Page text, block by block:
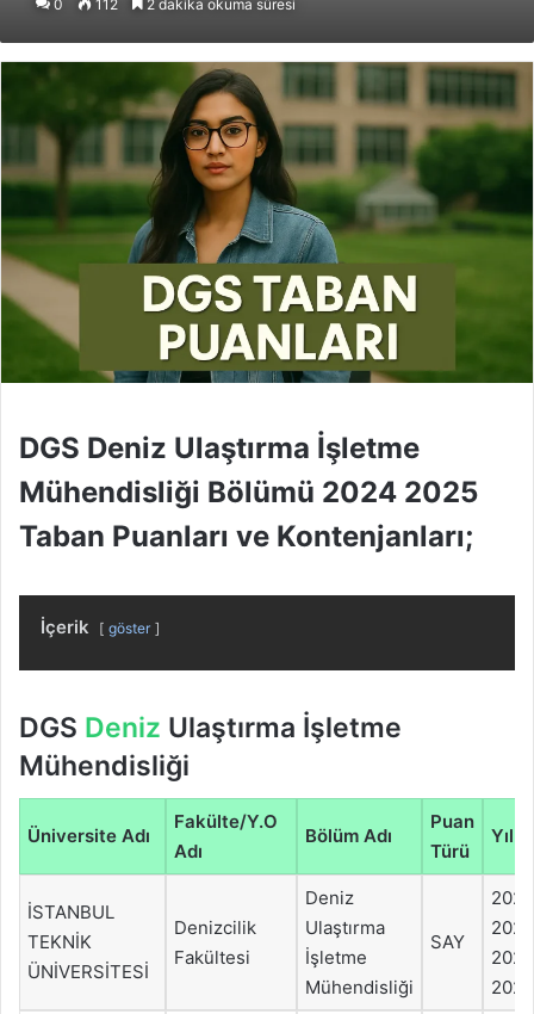
0 112 2 dakika okuma süresi
DGS Deniz Ulaştırma İşletme
Mühendisliği Bölümü 2024 2025
Taban Puanları ve Kontenjanları;
İçerik göster
DGS Deniz Ulaştırma İşletme
Mühendisliği
Üniversite Adı
Fakülte/Y.O
Adı
Bölüm Adı
Puan
Türü
Yıl
İSTANBUL
TEKNİK
ÜNİVERSİTESİ
Denizcilik
Fakültesi
Deniz
Ulaştırma
İşletme
Mühendisliği
SAY
2024
2023
2022
2021